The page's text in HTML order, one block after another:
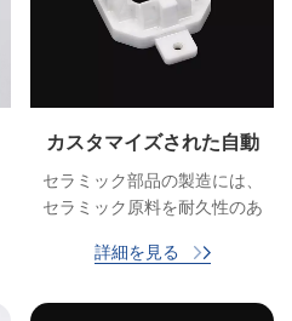
カスタマイズされた自動
車用マシナブルセラミッ
クス部品
セラミック部品の製造には、
セラミック原料を耐久性のあ
れた細心のプロセスが必要で
詳細を見る